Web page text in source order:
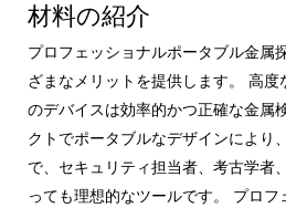
材料の紹介
プロフェッショナルポータブル金属
ざまなメリットを提供します。 高度
のデバイスは効率的かつ正確な金属
クトでポータブルなデザインにより
で、セキュリティ担当者、考古学者
っても理想的なツールです。 プロ